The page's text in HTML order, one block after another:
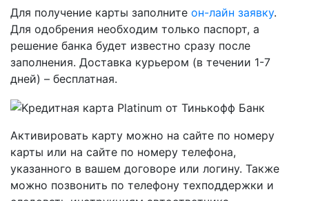
Для получение карты заполните он-лайн заявку.
Для одобрения необходим только паспорт, а
решение банка будет известно сразу после
заполнения. Доставка курьером (в течении 1-7
дней) – бесплатная.
Активировать карту можно на сайте по номеру
карты или на сайте по номеру телефона,
указанного в вашем договоре или логину. Также
можно позвонить по телефону техподдержки и